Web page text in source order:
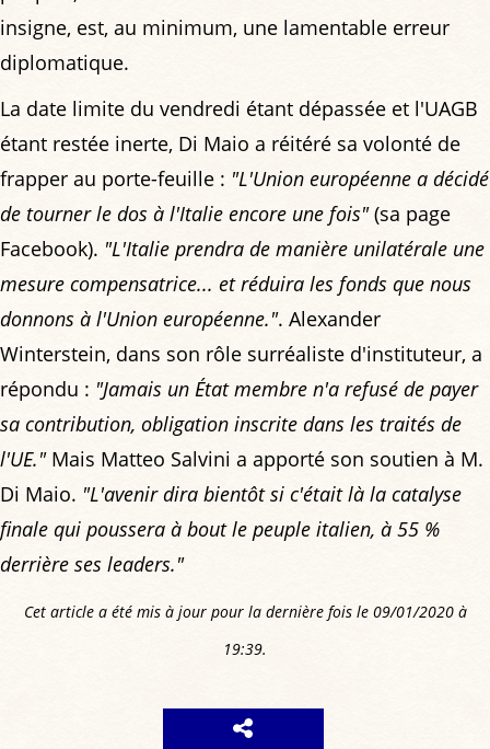
insigne, est, au minimum, une lamentable erreur
diplomatique.
La date limite du vendredi étant dépassée et l'UAGB
étant restée inerte, Di Maio a réitéré sa volonté de
frapper au porte-feuille : "L'Union européenne a décidé
de tourner le dos à l'Italie encore une fois"(sa page
Facebook). "L'Italie prendra de manière unilatérale une
mesure compensatrice... et réduira les fonds que nous
donnons à l'Union européenne.". Alexander
Winterstein, dans son rôle surréaliste d'instituteur, a
répondu : "Jamais un État membre n'a refusé de payer
sa contribution, obligation inscrite dans les traités de
l'UE."Mais Matteo Salvini a apporté son soutien à M.
Di Maio. "L'avenir dira bientôt si c'était là la catalyse
finale qui poussera à bout le peuple italien, à 55 %
derrière ses leaders."
Cet article a été mis à jour pour la dernière fois le 09/01/2020 à
19:39.